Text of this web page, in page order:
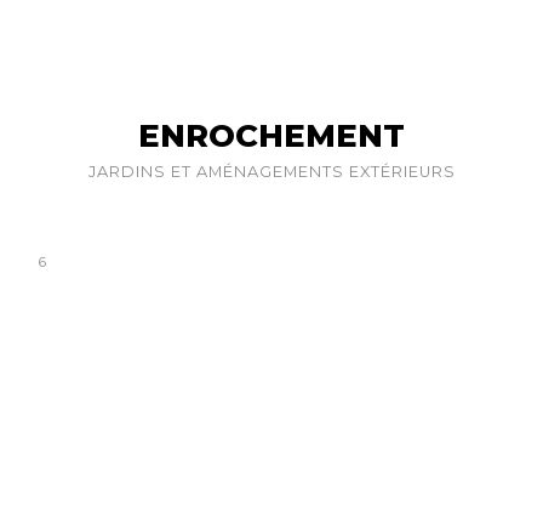
ENROCHEMENT
JARDINS ET AMÉNAGEMENTS EXTÉRIEURS
6